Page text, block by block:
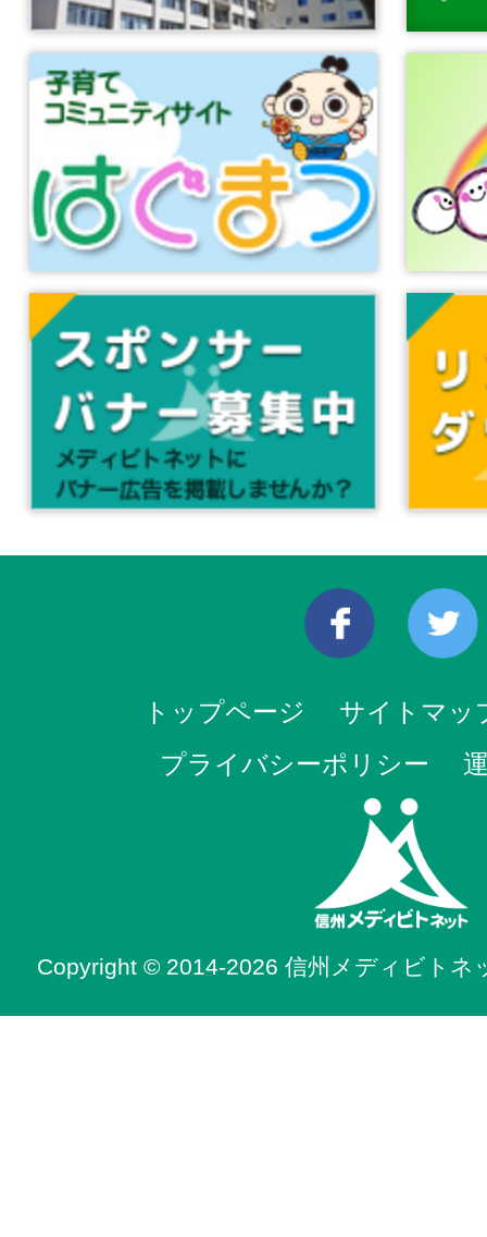
トップページ
サイトマッ
プライバシーポリシー
Copyright © 2014-2026 信州メディビトネ